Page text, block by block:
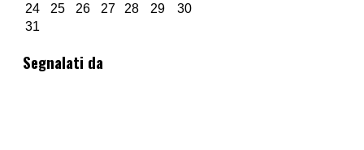
24
25 26 27 28 29
30
31
Segnalati da